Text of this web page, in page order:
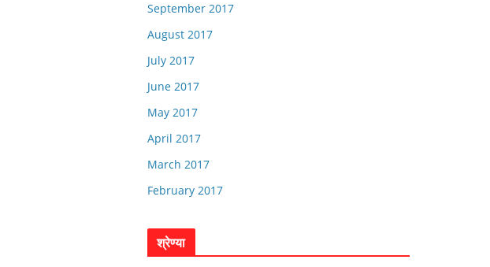
September 2017
August 2017
July 2017
June 2017
May 2017
April 2017
March 2017
February 2017
श्रेण्या